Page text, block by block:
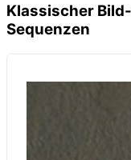
Klassischer
Sequenzen